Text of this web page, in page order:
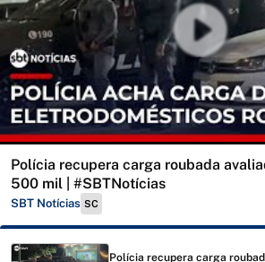
Polícia recupera carga roubada
500 mil | #SBTNotícias
SBT Notícias SC
Polícia recupera carga